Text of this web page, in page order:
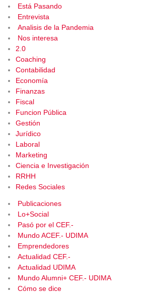
Está Pasando
Entrevista
Analisis de la Pandemia
Nos interesa
2.0
Coaching
Contabilidad
Economía
Finanzas
Fiscal
Funcion Pública
Gestión
Jurídico
Laboral
Marketing
Ciencia e Investigación
RRHH
Redes Sociales
Publicaciones
Lo+Social
Pasó por el CEF.-
Mundo ACEF.- UDIMA
Emprendedores
Actualidad CEF.-
Actualidad UDIMA
Mundo Alumni+ CEF.- UDIMA
Cómo se dice